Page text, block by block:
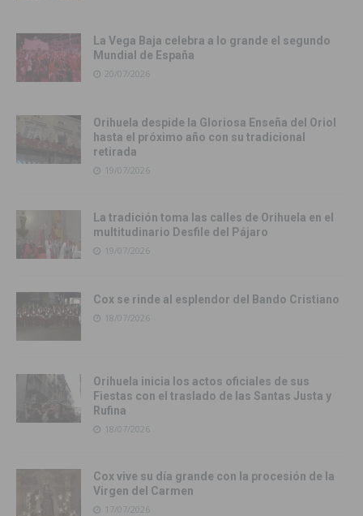
La Vega Baja celebra a lo grande el segundo
Mundial de España
20/07/2026
Orihuela despide la Gloriosa Enseña del Oriol
hasta el próximo año con su tradicional
retirada
19/07/2026
La tradición toma las calles de Orihuela en el
multitudinario Desfile del Pájaro
19/07/2026
Cox se rinde al esplendor del Bando Cristiano
18/07/2026
Orihuela inicia los actos oficiales de sus
Fiestas con el traslado de las Santas Justa y
Rufina
18/07/2026
Cox vive su día grande con la procesión de la
Virgen del Carmen
17/07/2026